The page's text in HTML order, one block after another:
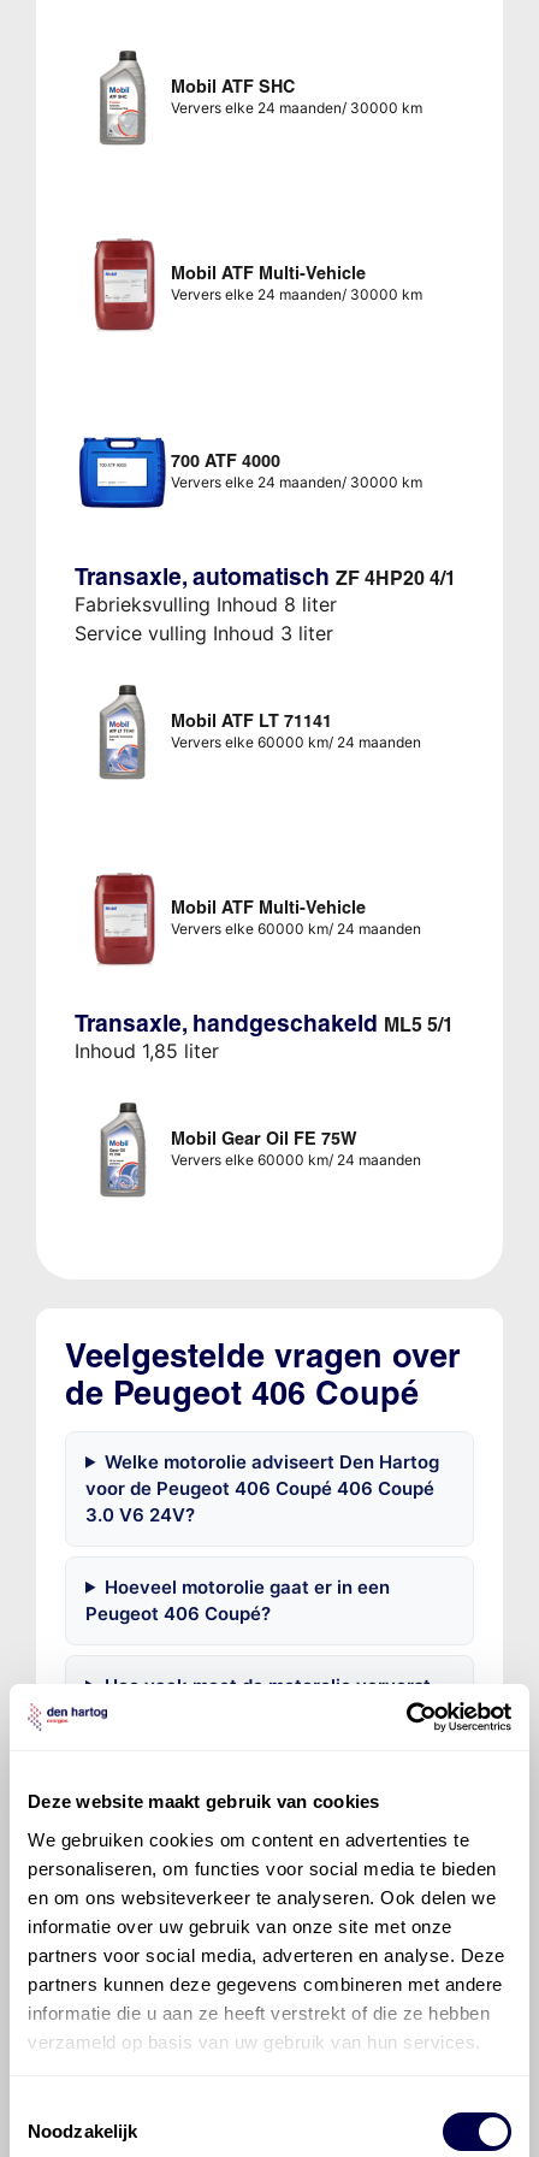
Deze website maakt gebruik van cookies
We gebruiken cookies om content en advertenties te
personaliseren, om functies voor social media te bieden
en om ons websiteverkeer te analyseren. Ook delen we
informatie over uw gebruik van onze site met onze
partners voor social media, adverteren en analyse. Deze
partners kunnen deze gegevens combineren met andere
informatie die u aan ze heeft verstrekt of die ze hebben
verzameld op basis van uw gebruik van hun services.
Noodzakelijk
Mobil ATF SHC
Ververs elke 24 maanden/ 30000 km
Mobil ATF Multi-Vehicle
Ververs elke 24 maanden/ 30000 km
700 ATF 4000
Ververs elke 24 maanden/ 30000 km
Transaxle, automatisch ZF 4HP20 4/1
Fabrieksvulling Inhoud 8 liter
Service vulling Inhoud 3 liter
Mobil ATF LT 71141
Ververs elke 60000 km/ 24 maanden
Mobil ATF Multi-Vehicle
Ververs elke 60000 km/ 24 maanden
Transaxle, handgeschakeld ML5 5/1
Inhoud 1,85 liter
Mobil Gear Oil FE 75W
Ververs elke 60000 km/ 24 maanden
Veelgestelde vragen over
de Peugeot 406 Coupé
Welke motorolie adviseert Den Hartog
voor de Peugeot 406 Coupé 406 Coupé
3.0 V6 24V?
Hoeveel motorolie gaat er in een
Peugeot 406 Coupé?
Hoe vaak moet de motorolie ververst
worden bij een Peugeot 406 Coupé?
406 Coupé is productadvies
beschikbaar?
Olyslager
Alle rechten voorbehouden. Deze
informatie mag noch geheel noch gedeeltelijk worden
voorafgaande schriftelijke toestemming van Olyslager